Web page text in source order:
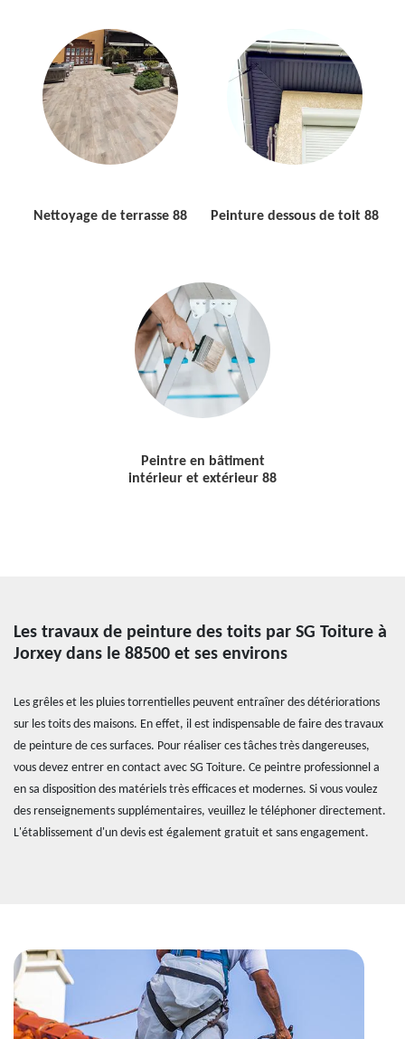
Nettoyage de terrasse 88 Peinture dessous de toit 88
Peintre en bâtiment
intérieur et extérieur 88
Les travaux de peinture des toits par SG Toiture à
Jorxey dans le 88500 et ses environs
Les grêles et les pluies torrentielles peuvent entraîner des détériorations
sur les toits des maisons. En effet, il est indispensable de faire des travaux
de peinture de ces surfaces. Pour réaliser ces tâches très dangereuses,
vous devez entrer en contact avec SG Toiture. Ce peintre professionnel a
en sa disposition des matériels très efficaces et modernes. Si vous voulez
des renseignements supplémentaires, veuillez le téléphoner directement.
L'établissement d'un devis est également gratuit et sans engagement.